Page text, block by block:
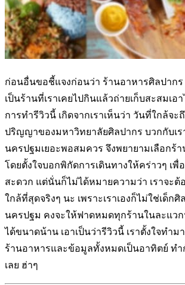
ก่อนอื่นขอชี้แจงก่อนว่า ร้านอาหารศิลปาก
เป็นร้านที่เราเคยไปกินแล้วถ่ายเก็บสะสมเอ
การทำรีวิวนี้ เกิดจากเราเห็นว่า วันที่ใกล้จ
ปริญญาของมหาวิทยาลัยศิลปากร บวกกับเ
นครปฐมเยอะพอสมควร จึงพยายามเลือกร้
โดยตั้งใจบอกพิกัดการเดินทางให้คร่าวๆ เพื่
สะดวก แต่นั่นก็ไม่ได้หมายความว่า เราจะต้
ใกล้ที่สุดจริงๆ นะ เพราะเราเองก็ไม่ใช่เด็กศิ
นครปฐม คงจะให้ฟาดหมดทุกร้านในละแวก
ได้ขนาดน้าน เอาเป็นว่ารีวิวนี้ เราตั้งใจทำม
ร้านอาหารและข้อมูลทั้งหมดเป็นอาทิตย์ ทำ
เลย ฮ่าๆ